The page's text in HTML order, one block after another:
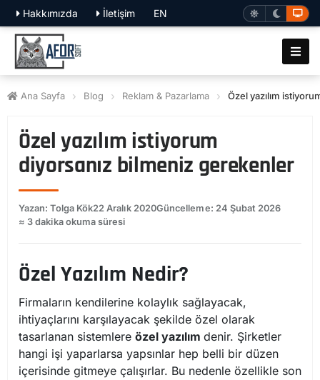
Hakkımızda İletişim EN
Ana Sayfa Blog Reklam & Pazarlama Özel yazılım
Özel yazılım istiyorum
diyorsanız bilmeniz gerekenler
Yazan: Tolga Kök22 Aralık 2020Güncelleme: 24 Şubat 2026
≈ 3 dakika okuma süresi
Özel Yazılım Nedir?
Firmaların kendilerine kolaylık sağlayacak,
ihtiyaçlarını karşılayacak şekilde özel olarak
tasarlanan sistemlere özel yazılım denir. Şirketler
hangi işi yaparlarsa yapsınlar hep belli bir düzen
içerisinde gitmeye çalışırlar. Bu nedenle özellikle son